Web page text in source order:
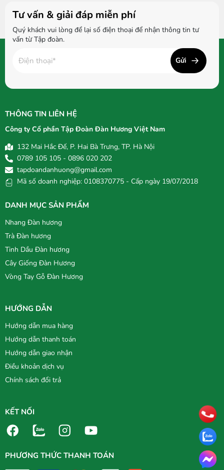
Tư vấn & giải đáp miễn phí
Quý khách vui lòng để lại số điện thoại để nhận thông tin tư
vấn từ Tập đoàn.
Gửi
THÔNG TIN LIÊN HỆ
Công ty Cổ phần Tập Đoàn Đàn Hương Việt Nam
132 Mai Hắc Đế, P. Hai Bà Trưng, TP. Hà Nội
0789 105 105 - 0896 020 202
tapdoandanhuong@gmail.com
Mã số doanh nghiệp: 0108370775 - Cấp ngày 19/07/2018
DANH MỤC SẢN PHẨM
Nhang Đàn hương
Trà Đàn hương
Tinh Dầu Đàn hương
Cây Giống Đàn Hương
Vòng Tay Gỗ Đàn Hương
HƯỚNG DẪN
Hướng dẫn mua hàng
Hướng dẫn thanh toán
Hướng dẫn giao nhận
Điều khoản dịch vụ
Chính sách đổi trả
KẾT NỐI
PHƯƠNG THỨC THANH TOÁN